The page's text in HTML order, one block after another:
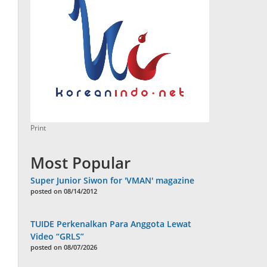
Print
Most Popular
Super Junior Siwon for 'VMAN' magazine
posted on 08/14/2012
TUIDE Perkenalkan Para Anggota Lewat
Video “GRLS”
posted on 08/07/2026